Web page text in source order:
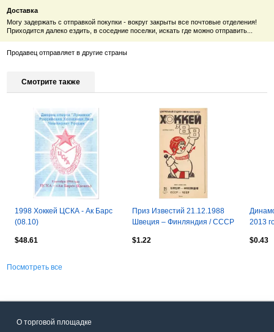
Доставка
Могу задержать с отправкой покупки - вокруг закрыты все почтовые отделения!
Приходится далеко ездить, в соседние поселки, искать где можно отправить...
Продавец отправляет в другие страны
Смотрите также
1998 Хоккей ЦСКА - Ак Барс
(08.10)
$48.61
Приз Известий 21.12.1988
Швеция – Финляндия / СССР
$1.22
2013
$0.43
Посмотреть все
О торговой площадке